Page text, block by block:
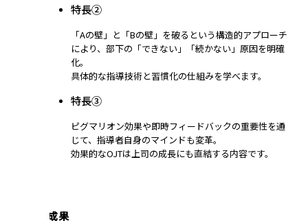
特長②
「Aの壁」と「Bの壁」を破るという構造的アプローチ
により、部下の「できない」「続かない」原因を明確
化。
具体的な指導技術と習慣化の仕組みを学べます。
特長③
ピグマリオン効果や即時フィードバックの重要性を通
じて、指導者自身のマインドも変革。
効果的なOJTは上司の成長にも直結する内容です。
研修の成果